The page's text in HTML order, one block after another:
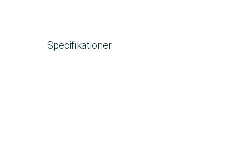
Specifikationer